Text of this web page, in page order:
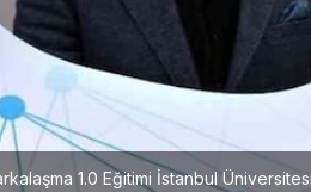
1.0 Eğitimi İstanbul